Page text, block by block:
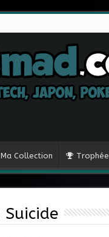
Ma Collection
Suicide